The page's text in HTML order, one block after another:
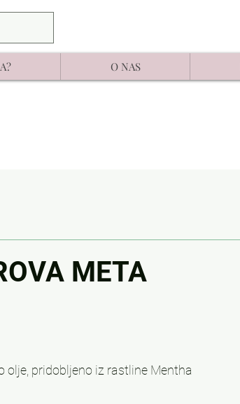
O NAS
META
olje, pridobljeno iz rastline Mentha